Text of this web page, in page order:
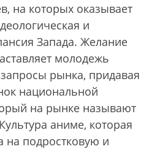
на которых оказывает
и
Запада. Желание
молодежь
рынка, придавая
национальной
на рынке называют
аниме, которая
на подростковую и